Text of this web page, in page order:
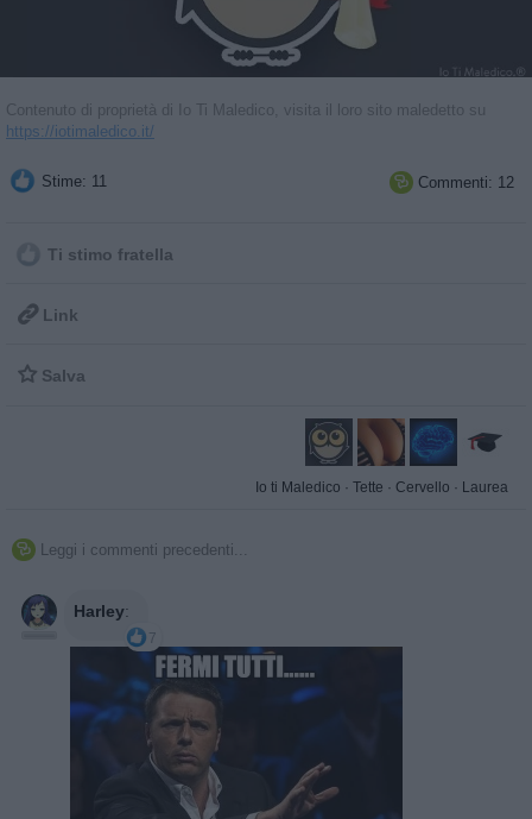
Contenuto di proprietà di Io Ti Maledico, visita il loro sito maledetto su
https://iotimaledico.it/
Stime: 11  Commenti: 12
Ti stimo fratella
 Link
 Salva
Io ti Maledico · Tette · Cervello · Laurea
 Leggi i commenti precedenti...
Harley:
7